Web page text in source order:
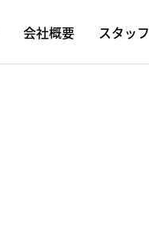
会社概要 スタッフ